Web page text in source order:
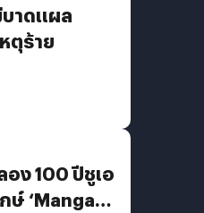
าดแผล
ตุร้าย
อง 100 ปีชูเอ
ษ์ ‘Manga